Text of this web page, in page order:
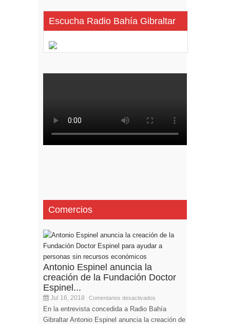
Escucha Radio Bahía Gibraltar
Comercios
Antonio Espinel anuncia la
creación de la Fundación Doctor
Espinel...
Jul 16, 2018 Comentarios desactivados
En la entrevista concedida a Radio Bahía
Gibraltar Antonio Espinel anuncia la creación de